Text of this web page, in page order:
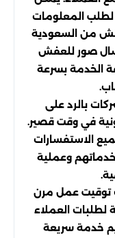
لطلب المعلومات
من السعودية
صور للعفش
الخدمة بسرعة
بالرد على
في وقت قصير.
الاستفسارات
وعملية
توقيت عمل مرن
لطلبات العملاء
خدمة سريعة